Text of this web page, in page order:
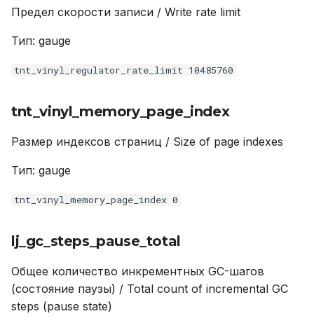
tnt_fiber_memalloc
lj_gc_steps_sweep_total
tnt_synchro_queue_owner
Предел скорости записи / Write rate limit
Тип: gauge
tnt_vinyl_regulator_rate_limit 10485760
tnt_vinyl_memory_page_index
Размер индексов страниц / Size of page indexes
Тип: gauge
tnt_vinyl_memory_page_index 0
lj_gc_steps_pause_total
Общее количество инкрементных GC-шагов
(состояние паузы) / Total count of incremental GC
steps (pause state)